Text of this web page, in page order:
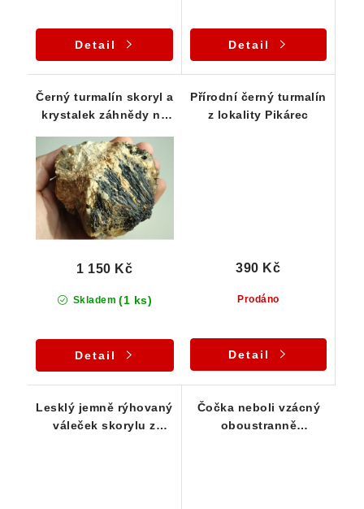
Detail Detail
Černý turmalín skoryl a
krystalek záhnědy na
Skladem (1 ks)
1 150 Kč
Detail
Přírodní černý turmalín
z lokality Pikárec
Prodáno
390 Kč
Detail
Lesklý jemně rýhovaný
váleček skorylu z
Čočka neboli vzácný
oboustranně